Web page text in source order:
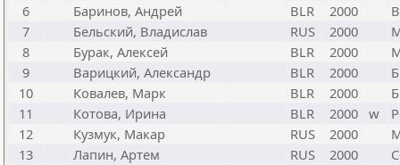
6
Баринов, Андрей BLR 2000
7
Бельский, Владислав RUS 2000
8
Бурак, Алексей BLR 2000
9
Варицкий, Александр BLR 2000
10
Ковалев, Марк BLR 2000
11
Котова, Ирина BLR 2000 w
12
Кузмук, Макар RUS 2000
13
Лапин, Артем RUS 2000